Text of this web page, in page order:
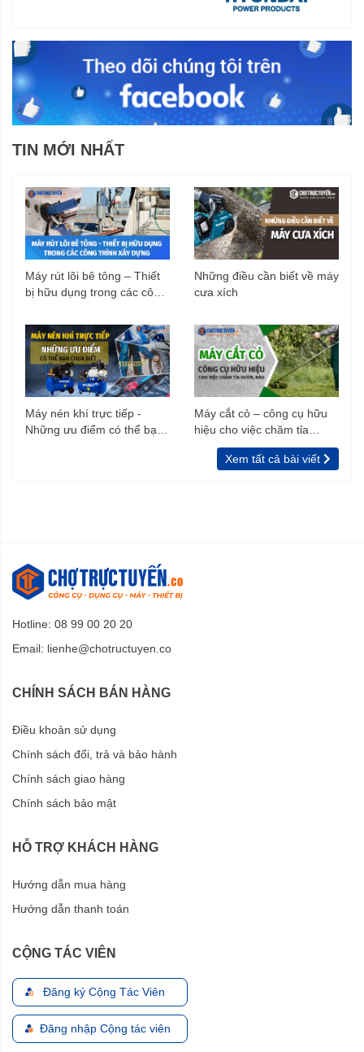
TIN MỚI NHẤT
Máy rút lõi bê tông – Thiết
bị hữu dụng trong các công
Những điều cần biết về máy
cưa xích
Máy nén khí trực tiếp -
Những ưu điểm có thể bạn
Máy cắt cỏ – công cụ hữu
hiệu cho việc chăm tỉa
vườn, rào
Xem tất cả bài viết
Hotline: 08 99 00 20 20
Email: lienhe@chotructuyen.co
CHÍNH SÁCH BÁN HÀNG
Điều khoản sử dụng
Chính sách đổi, trả và bảo hành
Chính sách giao hàng
Chính sách bảo mật
HỖ TRỢ KHÁCH HÀNG
Hướng dẫn mua hàng
Hướng dẫn thanh toán
CỘNG TÁC VIÊN
Đăng ký Cộng Tác Viên
Đăng nhập Cộng tác viên